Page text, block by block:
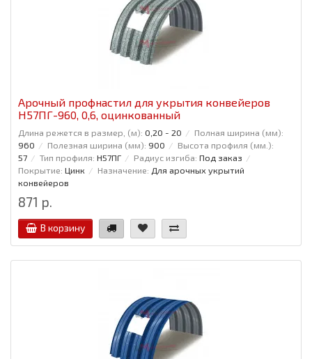
Арочный профнастил для укрытия конвейеров
Н57ПГ-960, 0,6, оцинкованный
Длина режется в размер, (м): 0,20 - 20
Полная ширина (мм):
960
Полезная ширина (мм): 900
Высота профиля (мм.):
57
Тип профиля: Н57ПГ Радиус изгиба: Под заказ
Покрытие: Цинк Назначение: Для арочных укрытий
конвейеров
871 р.
В корзину